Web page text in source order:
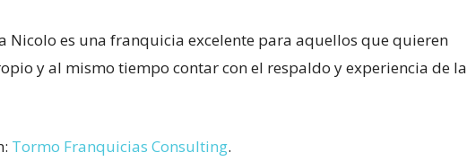
Nicolo es una franquicia excelente para aquellos que quieren
y al mismo tiempo contar con el respaldo y experiencia de la
Tormo Franquicias Consulting.